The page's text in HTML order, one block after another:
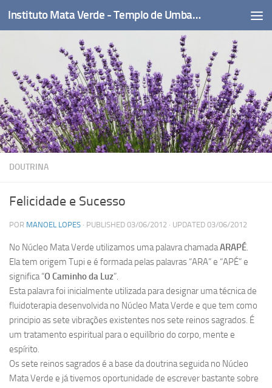
Skip to content Instituto Mata Verde - Templo de Umbanda
DOUTRINA
Felicidade e Sucesso
POR MANOEL LOPES · PUBLISHED 03/06/2012 · UPDATED 03/06/2012
No Núcleo Mata Verde utilizamos uma palavra chamadaARAPÉ.
Ela tem origem Tupi e é formada pelas palavras “ARA” e “APÉ” e
significa “O Caminho da Luz”.
Esta palavra foi inicialmente utilizada para designar uma técnica de
fluidoterapia desenvolvida no Núcleo Mata Verde e que tem como
principio as sete vibrações existentes nos sete reinos sagrados. É
um tratamento espiritual para o equilíbrio do corpo, mente e
espírito.
Os sete reinos sagrados é a base da doutrina seguida no Núcleo
Mata Verde e já tivemos oportunidade de escrever bastante sobre